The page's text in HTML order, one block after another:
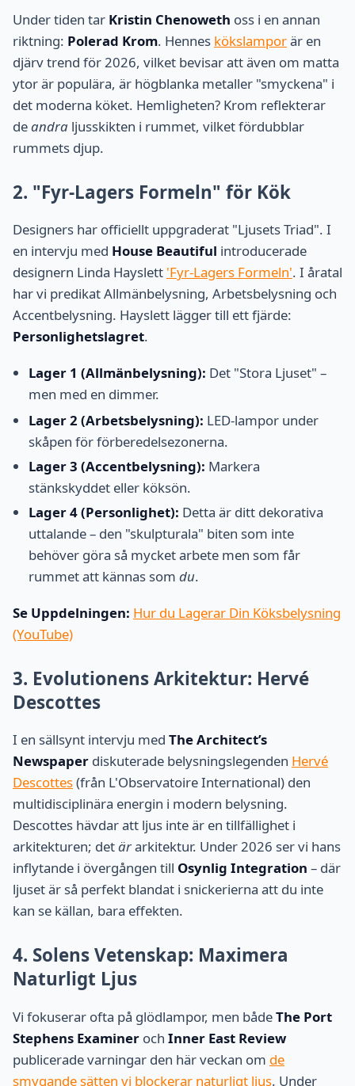
Under tiden tar Kristin Chenoweth oss i en annan
riktning: Polerad Krom. Hennes kökslamporär en
djärv trend för 2026, vilket bevisar att även om matta
ytor är populära, är högblanka metaller "smyckena" i
det moderna köket. Hemligheten? Krom reflekterar
deandra ljusskikten i rummet, vilket fördubblar
rummets djup.
2. "Fyr-Lagers Formeln" för Kök
Designers har officiellt uppgraderat "Ljusets Triad". I
en intervju med House Beautiful introducerade
designern Linda Hayslett 'Fyr-Lagers Formeln'. I åratal
har vi predikat Allmänbelysning, Arbetsbelysning och
Accentbelysning. Hayslett lägger till ett fjärde:
Personlighetslagret.
Lager 1 (Allmänbelysning): Det "Stora Ljuset" –
men med en dimmer.
Lager 2 (Arbetsbelysning): LED-lampor under
skåpen för förberedelsezonerna.
Lager 3 (Accentbelysning): Markera
stänkskyddet eller köksön.
Lager 4 (Personlighet): Detta är ditt dekorativa
uttalande – den "skulpturala" biten som inte
behöver göra så mycket arbete men som får
rummet att kännas som du.
Se Uppdelningen: Hur du Lagerar Din Köksbelysning
(YouTube)
3. Evolutionens Arkitektur: Hervé
Descottes
I en sällsynt intervju med The Architect’s
Newspaper diskuterade belysningslegenden Hervé
Descottes(från L'Observatoire International) den
multidisciplinära energin i modern belysning.
Descottes hävdar att ljus inte är en tillfällighet i
arkitekturen; detärarkitektur. Under 2026 ser vi hans
inflytande i övergången till Osynlig Integration – där
ljuset är så perfekt blandat i snickerierna att du inte
kan se källan, bara effekten.
4. Solens Vetenskap: Maximera
Naturligt Ljus
Vi fokuserar ofta på glödlampor, men bådeThe Port
Stephens Examiner och Inner East Review
publicerade varningar den här veckan om de
smygande sätten vi blockerar naturligt ljus. Under